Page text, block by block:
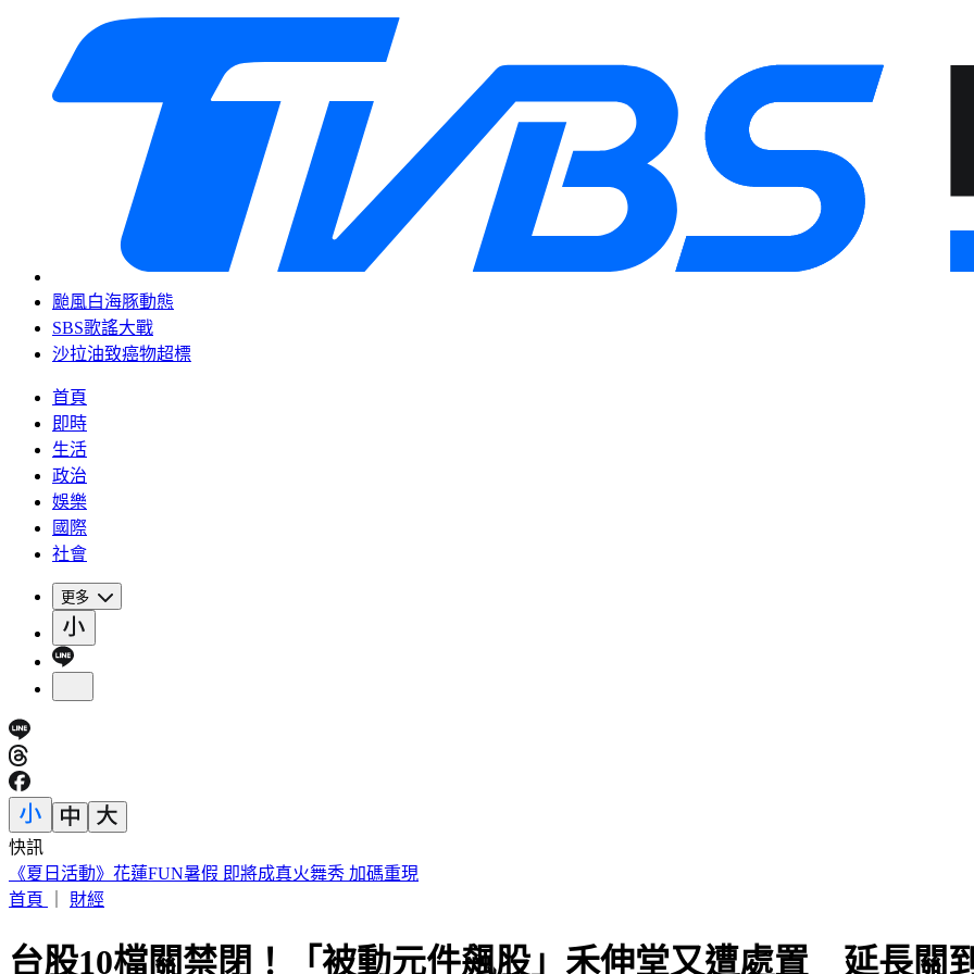
颱風白海豚動態
SBS歌謠大戰
沙拉油致癌物超標
首頁
即時
生活
政治
娛樂
國際
社會
更多
快訊
《夏日活動》花蓮FUN暑假 即將成真火舞秀 加碼重現
首頁
財經
台股10檔關禁閉！「被動元件飆股」禾伸堂又遭處置 延長關